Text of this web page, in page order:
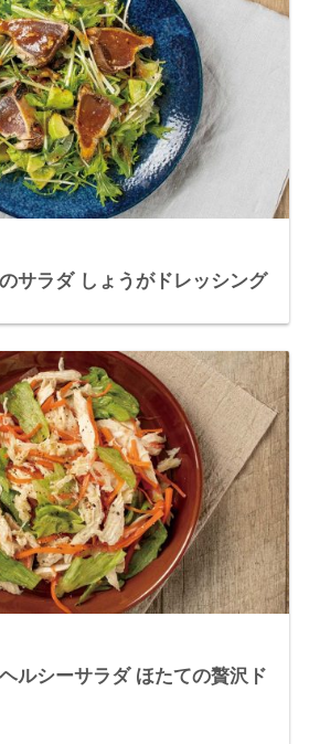
サラダ しょうがドレッシング
ルシーサラダ ほたての贅沢ド